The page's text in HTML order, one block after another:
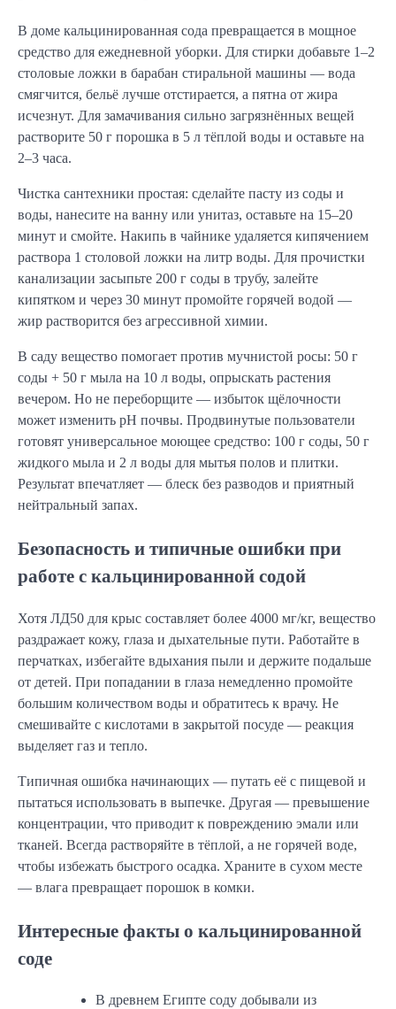
В доме кальцинированная сода превращается в мощное
средство для ежедневной уборки. Для стирки добавьте 1–2
столовые ложки в барабан стиральной машины — вода
смягчится, бельё лучше отстирается, а пятна от жира
исчезнут. Для замачивания сильно загрязнённых вещей
растворите 50 г порошка в 5 л тёплой воды и оставьте на
2–3 часа.
Чистка сантехники простая: сделайте пасту из соды и
воды, нанесите на ванну или унитаз, оставьте на 15–20
минут и смойте. Накипь в чайнике удаляется кипячением
раствора 1 столовой ложки на литр воды. Для прочистки
канализации засыпьте 200 г соды в трубу, залейте
кипятком и через 30 минут промойте горячей водой —
жир растворится без агрессивной химии.
В саду вещество помогает против мучнистой росы: 50 г
соды + 50 г мыла на 10 л воды, опрыскать растения
вечером. Но не переборщите — избыток щёлочности
может изменить pH почвы. Продвинутые пользователи
готовят универсальное моющее средство: 100 г соды, 50 г
жидкого мыла и 2 л воды для мытья полов и плитки.
Результат впечатляет — блеск без разводов и приятный
нейтральный запах.
Безопасность и типичные ошибки при
работе с кальцинированной содой
Хотя ЛД50 для крыс составляет более 4000 мг/кг, вещество
раздражает кожу, глаза и дыхательные пути. Работайте в
перчатках, избегайте вдыхания пыли и держите подальше
от детей. При попадании в глаза немедленно промойте
большим количеством воды и обратитесь к врачу. Не
смешивайте с кислотами в закрытой посуде — реакция
выделяет газ и тепло.
Типичная ошибка начинающих — путать её с пищевой и
пытаться использовать в выпечке. Другая — превышение
концентрации, что приводит к повреждению эмали или
тканей. Всегда растворяйте в тёплой, а не горячей воде,
чтобы избежать быстрого осадка. Храните в сухом месте
— влага превращает порошок в комки.
Интересные факты о кальцинированной
соде
В древнем Египте соду добывали из